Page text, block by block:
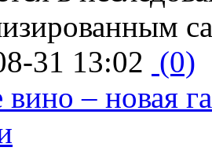
31 13:02 (0)
вино – новая